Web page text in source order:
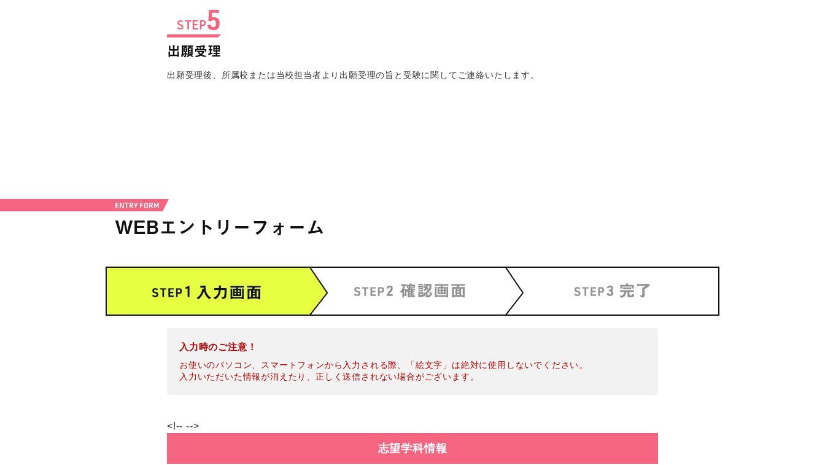
STEP5
出願受理
出願受理後、所属校または当校担当者より出願受理の旨と受験に関してご連絡いたします。
ENTRY FORM
WEBエントリーフォーム
入力時のご注意！
お使いのパソコン、スマートフォンから入力される際、「絵文字」は絶対に使用しないでください。
入力いただいた情報が消えたり、正しく送信されない場合がございます。
<!-- -->
志望学科情報